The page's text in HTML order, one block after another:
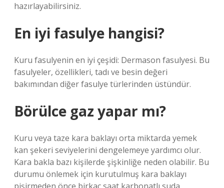
hazırlayabilirsiniz.
En iyi fasulye hangisi?
Kuru fasulyenin en iyi çeşidi: Dermason fasulyesi. Bu
fasulyeler, özellikleri, tadı ve besin değeri
bakımından diğer fasulye türlerinden üstündür.
Börülce gaz yapar mı?
Kuru veya taze kara baklayı orta miktarda yemek
kan şekeri seviyelerini dengelemeye yardımcı olur.
Kara bakla bazı kişilerde şişkinliğe neden olabilir. Bu
durumu önlemek için kurutulmuş kara baklayı